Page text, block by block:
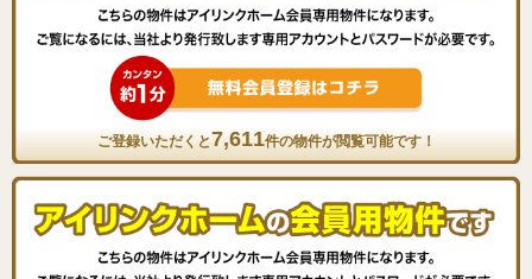
ご登録いただくと7,611件の物件が閲覧可能です！